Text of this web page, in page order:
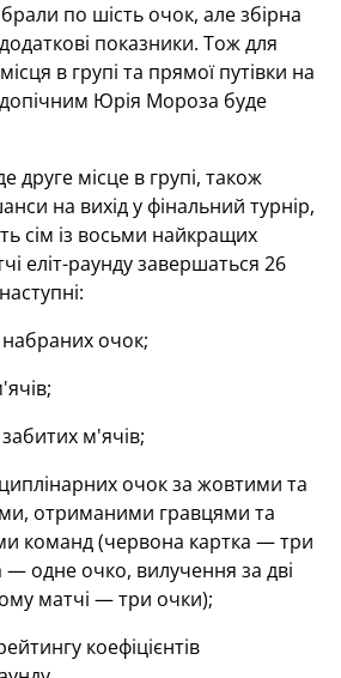
по шість очок, але збірна
показники. Тож для
в групі та прямої путівки на
Юрія Мороза буде
друге місце в групі, також
на вихід у фінальний турнір,
сім із восьми найкращих
еліт-раунду завершаться 26
набраних очок;
м'ячів;
очок за жовтими та
отриманими гравцями та
команд (червона картка — три
— одне очко, вилучення за дві
матчі — три очки);
коефіцієнтів